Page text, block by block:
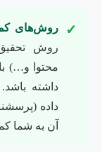
✓ روش‌های
روش تحقیق
محتوا و…)
داشته
داده
آن به شما